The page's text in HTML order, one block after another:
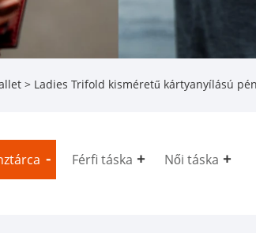
> Ladies Trifold kisméretű kártyanyílású
Férfi táska Női táska